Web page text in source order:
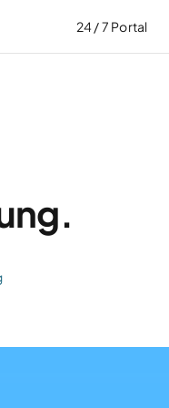
24 / 7 Portal